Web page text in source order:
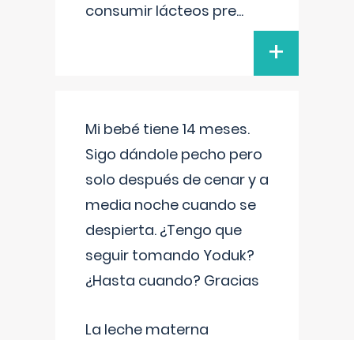
consumir lácteos pre...
+
Mi bebé tiene 14 meses.
Sigo dándole pecho pero
solo después de cenar y a
media noche cuando se
despierta. ¿Tengo que
seguir tomando Yoduk?
¿Hasta cuando? Gracias
La leche materna